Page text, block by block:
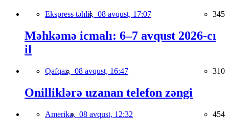
Ekspress təhlil, 08 avqust, 17:07 345
Məhkəmə icmalı: 6–7 avqust 2026-cı
il
Qafqaz, 08 avqust, 16:47 310
Onilliklərə uzanan telefon zəngi
Amerika, 08 avqust, 12:32 454